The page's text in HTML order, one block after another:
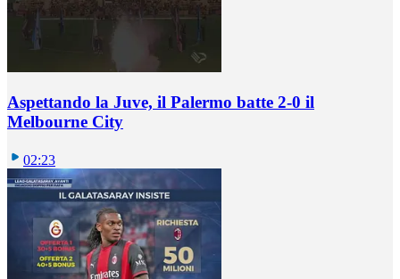
Aspettando la Juve, il Palermo batte 2-0 il
Melbourne City
02:23